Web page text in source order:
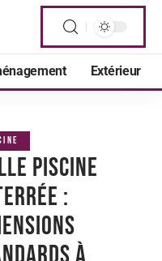
Extérieur
piscine
: